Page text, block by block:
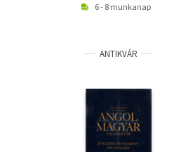
6 - 8 munkanap
ANTIKVÁR